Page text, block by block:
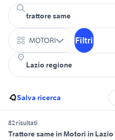
MOTORI Filtri
Salva ricerca
82 risultati
Trattore same in Motori in Lazio